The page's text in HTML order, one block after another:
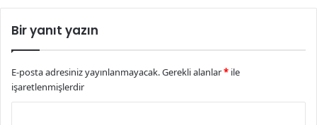
Bir yanıt yazın
E-posta adresiniz yayınlanmayacak.Gerekli alanlar* ile
işaretlenmişlerdir